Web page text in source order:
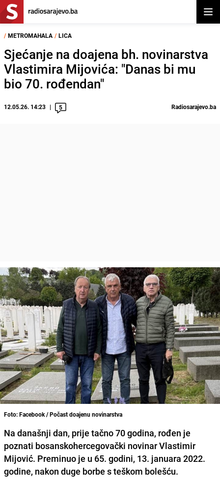
/ METROMAHALA / LICA
Sjećanje na doajena bh. novinarstva
Vlastimira Mijovića: "Danas bi mu
bio 70. rođendan"
12.05.26. 14:23 5 Radiosarajevo.ba
Foto: Facebook / Počast doajenu novinarstva
Na današnji dan, prije tačno 70 godina, rođen je
poznati bosanskohercegovački novinar Vlastimir
Mijović. Preminuo je u 65. godini, 13. januara 2022.
godine, nakon duge borbe s teškom bolešću.